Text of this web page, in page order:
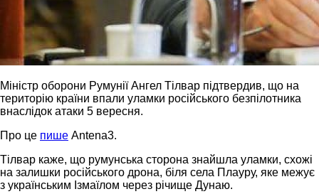
Міністр оборони Румунії Ангел Тілвар підтвердив, що на
територію країни впали уламки російського безпілотника
внаслідок атаки 5 вересня.
Про це пише Antena3.
Тілвар каже, що румунська сторона знайшла уламки, схожі
на залишки російського дрона, біля села Плауру, яке межує
з українським Ізмаїлом через річище Дунаю.